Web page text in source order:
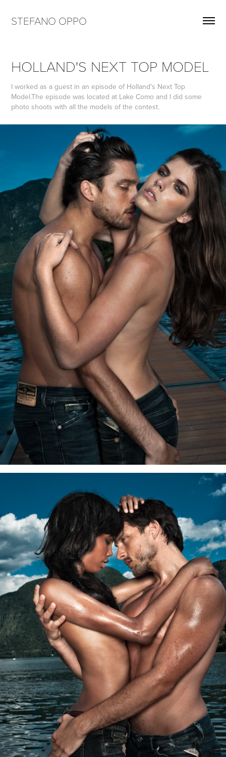
STEFANO OPPO
HOLLAND'S NEXT TOP MODEL
I worked as a guest in an episode of Holland's Next Top
Model.The episode was located at Lake Como and I did some
photo shoots with all the models of the contest.